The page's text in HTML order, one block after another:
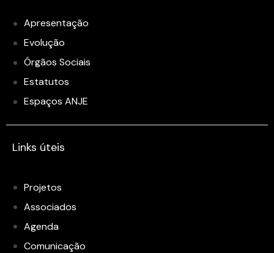
Apresentação
Evolução
Órgãos Sociais
Estatutos
Espaços ANJE
Links úteis
Projetos
Associados
Agenda
Comunicação